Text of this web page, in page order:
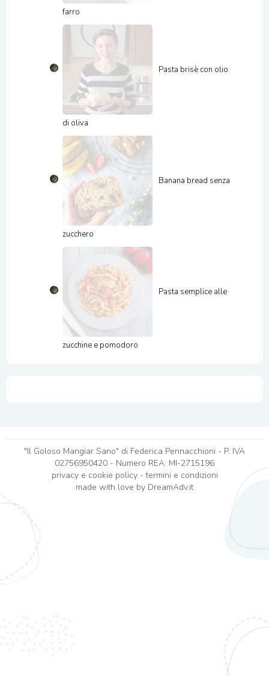
farro
Pasta brisè con olio
di oliva
Banana bread senza
zucchero
Pasta semplice alle
zucchine e pomodoro
"Il Goloso Mangiar Sano" di Federica Pennacchioni - P. IVA
02756950420 - Numero REA: MI-2715196
privacy e cookie policy-termini e condizioni
made with love by DreamAdv.it